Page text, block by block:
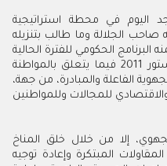
اليوم في محطة استراتيجية
الجلالة وما طالب بتنزيله
البرنامج الحكومي للفترة الحالية
من أجل تثبيت مكتسبات وأهداف دستور 2011 فيما يتعلق بالمواطنة
الفاعلة والمبادرة، من جهة،
للمجالات وللمواطنين
إلا من خلال خلق المناخ
المبتكرة وإعادة توجيه